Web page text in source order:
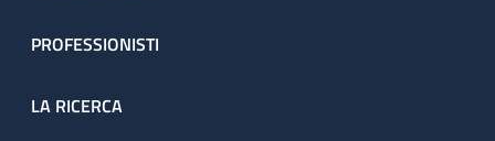
PROFESSIONISTI
LA RICERCA